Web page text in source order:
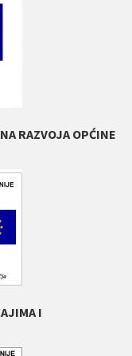
RAZVOJA OPĆINE
I